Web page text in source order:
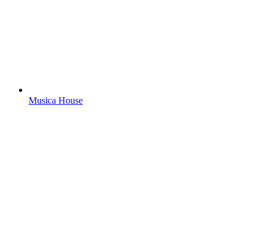
Musica House